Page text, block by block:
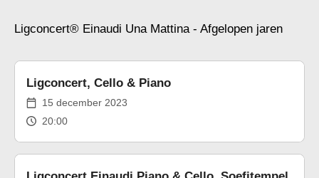
Ligconcert® Einaudi Una Mattina - Afgelopen jaren
15 december 2023
20:00
Ligconcert, Cello & Piano